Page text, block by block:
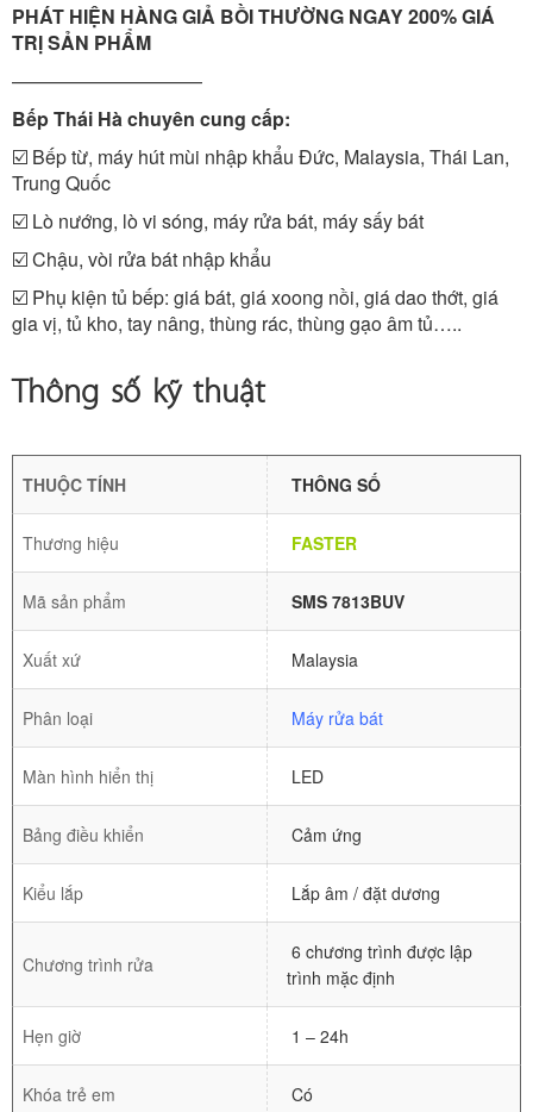
PHÁT HIỆN HÀNG GIẢ BỒI THƯỜNG NGAY 200% GIÁ
TRỊ SẢN PHẨM
——————————
Bếp Thái Hà chuyên cung cấp:
☑️ Bếp từ, máy hút mùi nhập khẩu Đức, Malaysia, Thái Lan,
Trung Quốc
☑️ Lò nướng, lò vi sóng, máy rửa bát, máy sấy bát
☑️ Chậu, vòi rửa bát nhập khẩu
☑️ Phụ kiện tủ bếp: giá bát, giá xoong nồi, giá dao thớt, giá
gia vị, tủ kho, tay nâng, thùng rác, thùng gạo âm tủ…..
Thông số kỹ thuật
THUỘC TÍNH THÔNG SỐ
Thương hiệu FASTER
Mã sản phẩm SMS 7813BUV
Xuất xứ Malaysia
Phân loại Máy rửa bát
Màn hình hiển thị LED
Bảng điều khiển Cảm ứng
Kiểu lắp Lắp âm / đặt dương
Chương trình rửa
6 chương trình được lập
trình mặc định
Hẹn giờ 1 – 24h
Khóa trẻ em Có